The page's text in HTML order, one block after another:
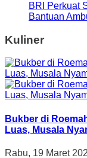
BRI Perkuat
Bantuan
Kuliner
Bukber di
Luas, Musala
Rabu, 19 Maret